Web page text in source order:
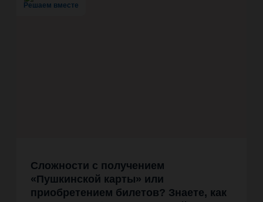
Решаем вместе
Сложности с получением
«Пушкинской карты» или
приобретением билетов? Знаете, как